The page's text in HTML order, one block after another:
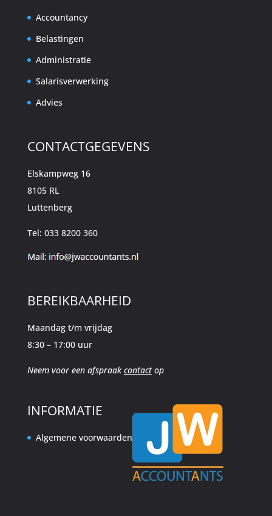
Accountancy
Belastingen
Administratie
Salarisverwerking
Advies
CONTACTGEGEVENS
Elskampweg 16
8105 RL
Luttenberg
Tel: 033 8200 360
BEREIKBAARHEID
Maandag t/m vrijdag
8:30 – 17:00 uur
Neem voor een afspraakcontactop
INFORMATIE
Algemene voorwaarden